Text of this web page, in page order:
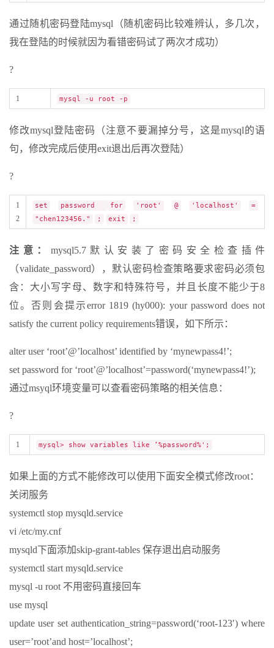
通过随机密码登陆mysql（随机密码比较难辨认，多几次，
我在登陆的时候就因为看错密码试了两次才成功）
?
1 mysql -u root -p
修改mysql登陆密码（注意不要漏掉分号，这是mysql的语
句，修改完成后使用exit退出后再次登陆）
?
1
2
set password for 'root' @ 'localhost'
=
"chen123456."
; exit ;
注意： mysql5.7默认安装了密码安全检查插件
（validate_password），默认密码检查策略要求密码必须包
含：大小写字母、数字和特殊符号，并且长度不能少于8
位。否则会提示error 1819 (hy000): your password does not
satisfy the current policy requirements错误，如下所示：
alter user ‘root’@’localhost’ identified by ‘mynewpass4!’;
set password for ‘root’@’localhost’=password(‘mynewpass4!’);
通过msyql环境变量可以查看密码策略的相关信息：
?
1 mysql> show variables like ‘%password%';
如果上面的方式不能修改可以使用下面安全模式修改root：
关闭服务
systemctl stop mysqld.service
vi /etc/my.cnf
mysqld下面添加skip-grant-tables 保存退出启动服务
systemctl start mysqld.service
mysql -u root 不用密码直接回车
use mysql
update user set authentication_string=password(‘root-123′) where
user=’root’and host=’localhost’;